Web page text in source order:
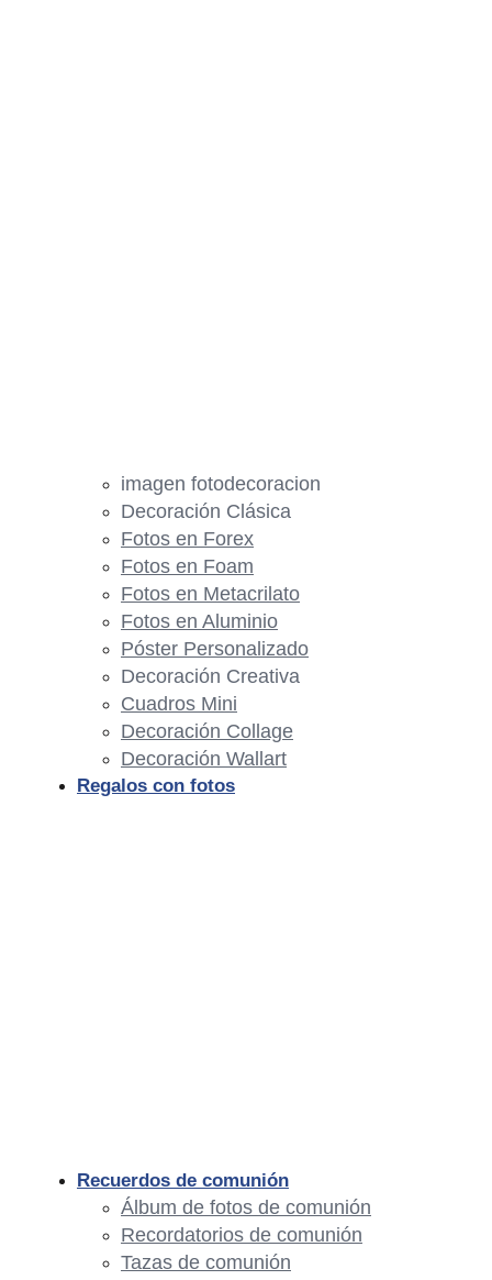
imagen fotodecoracion
Decoración Clásica
Fotos en Forex
Fotos en Foam
Fotos en Metacrilato
Fotos en Aluminio
Póster Personalizado
Decoración Creativa
Cuadros Mini
Decoración Collage
Decoración Wallart
Regalos con fotos
Recuerdos de comunión
Álbum de fotos de comunión
Recordatorios de comunión
Tazas de comunión